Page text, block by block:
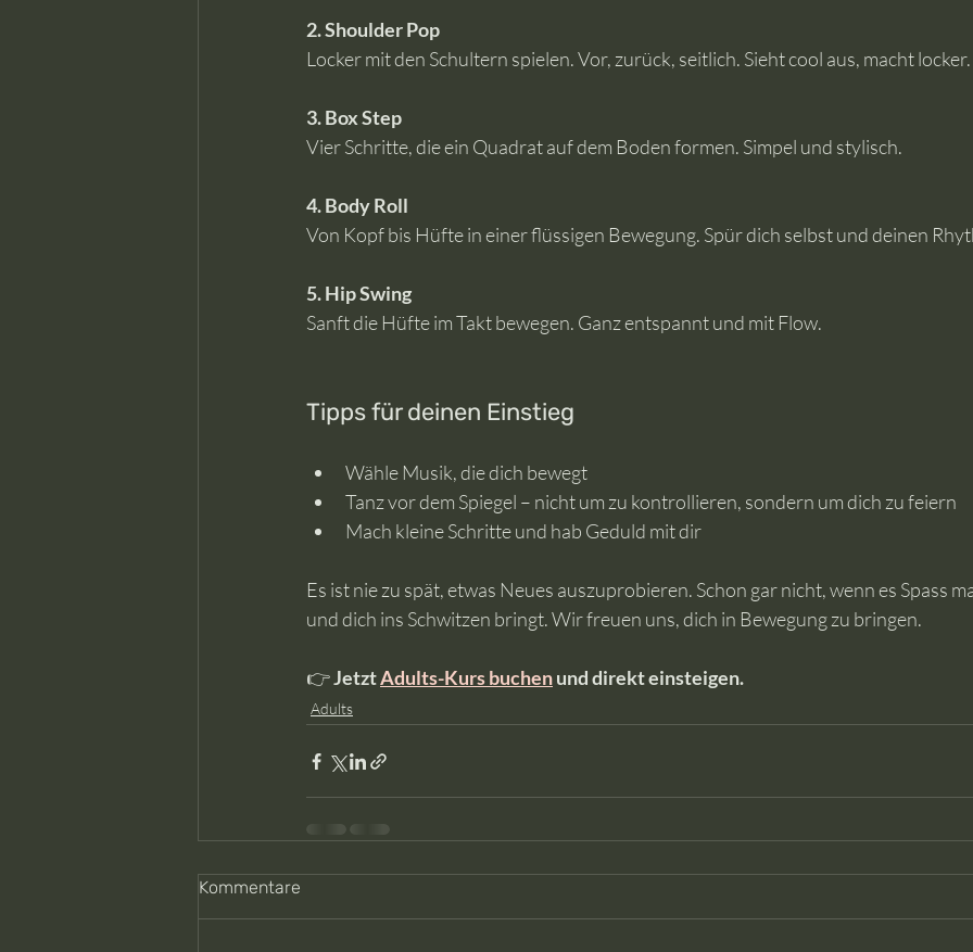
2. Shoulder Pop
Locker mit den Schultern spielen. Vor, zurück, seitlich. Sieht cool aus, macht locker.
3. Box Step
Vier Schritte, die ein Quadrat auf dem Boden formen. Simpel und stylisch.
4. Body Roll
Von Kopf bis Hüfte in einer flüssigen Bewegung. Spür dich selbst und deinen
5. Hip Swing
Sanft die Hüfte im Takt bewegen. Ganz entspannt und mit Flow.
Tipps für deinen Einstieg
Wähle Musik, die dich bewegt
Tanz vor dem Spiegel – nicht um zu kontrollieren, sondern um dich zu feiern
Mach kleine Schritte und hab Geduld mit dir
Es ist nie zu spät, etwas Neues auszuprobieren. Schon gar nicht, wenn es Spass
und dich ins Schwitzen bringt. Wir freuen uns, dich in Bewegung zu bringen.
👉 Jetzt Adults-Kurs buchen und direkt einsteigen.
Adults
Kommentare